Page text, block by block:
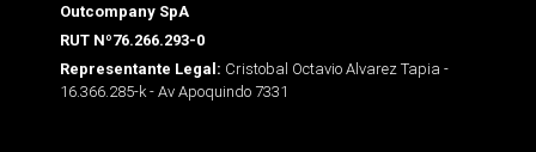
Outcompany SpA
RUT Nº76.266.293-0
Representante Legal: Cristobal Octavio Alvarez Tapia -
16.366.285-k - Av Apoquindo 7331